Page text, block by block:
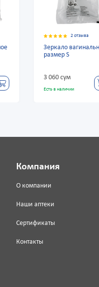
2 отзыва
Зеркало вагинальное
3 060 сум
Есть в наличии
Компания
О компании
Наши аптеки
Сертификаты
Контакты